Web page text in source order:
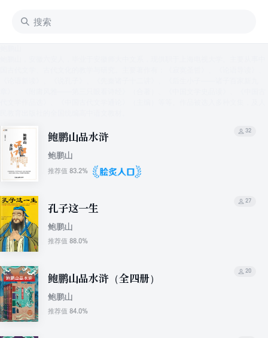
鲍鹏山品水浒
鲍鹏山
推荐值 83.2%
32
孔子这一生
鲍鹏山
推荐值 88.0%
27
鲍鹏山品水浒（全四册）
鲍鹏山
推荐值 84.0%
20